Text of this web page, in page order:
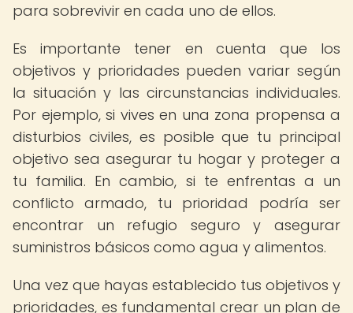
para sobrevivir en cada uno de ellos.
Es importante tener en cuenta que los
objetivos y prioridades pueden variar según
la situación y las circunstancias individuales.
Por ejemplo, si vives en una zona propensa a
disturbios civiles, es posible que tu principal
objetivo sea asegurar tu hogar y proteger a
tu familia. En cambio, si te enfrentas a un
conflicto armado, tu prioridad podría ser
encontrar un refugio seguro y asegurar
suministros básicos como agua y alimentos.
Una vez que hayas establecido tus objetivos y
prioridades, es fundamental crear un plan de